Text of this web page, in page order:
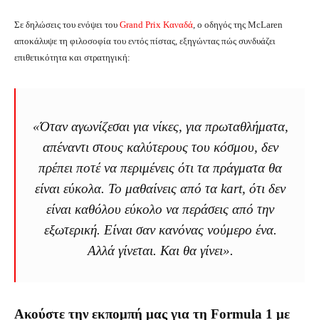
Σε δηλώσεις του ενόψει του Grand Prix Καναδά , ο οδηγός της McLaren
αποκάλυψε τη φιλοσοφία του εντός πίστας, εξηγώντας πώς συνδυάζει
επιθετικότητα και στρατηγική:
«Όταν αγωνίζεσαι για νίκες, για πρωταθλήματα,
απέναντι στους καλύτερους του κόσμου, δεν
πρέπει ποτέ να περιμένεις ότι τα πράγματα θα
είναι εύκολα. Το μαθαίνεις από τα kart, ότι δεν
είναι καθόλου εύκολο να περάσεις από την
εξωτερική. Είναι σαν κανόνας νούμερο ένα.
Αλλά γίνεται. Και θα γίνει».
Ακούστε την εκπομπή μας για τη Formula 1 με